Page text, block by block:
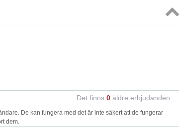
Topp
Det finns 0 äldre erbjudanden
De kan fungera med det är inte säkert att de fungerar
dem.